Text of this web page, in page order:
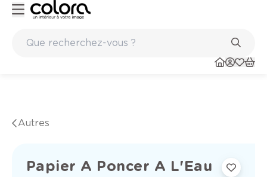
Autres
Papier A Poncer A L'Eau